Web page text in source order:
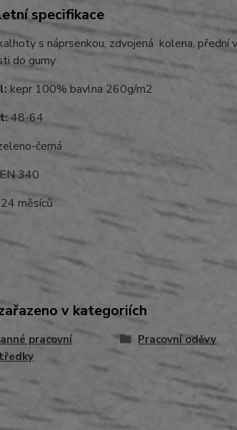
specifikace
s náprsenkou, zdvojená kolena, přední
do gumy
kepr 100% bavlna 260g/m2
48-64
černá
EN 340
24 měsíců
v kategoriích
pracovní
Pracovní oděvy